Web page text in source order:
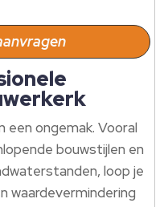
een ongemak.​ Vooral
bouwstijlen en
loop je
waardevermindering